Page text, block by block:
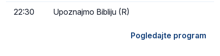
22:30 Upoznajmo Bibliju (R)
Pogledajte program